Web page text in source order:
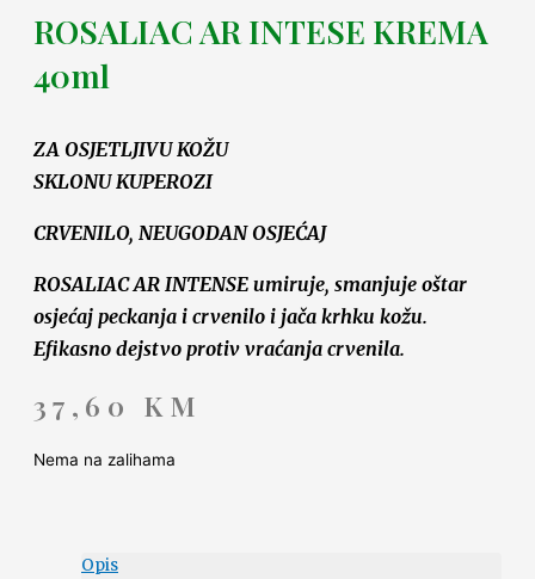
ROSALIAC AR INTESE KREMA
40ml
ZA OSJETLJIVU KOŽU
SKLONU KUPEROZI
CRVENILO, NEUGODAN OSJEĆAJ
ROSALIAC AR INTENSE umiruje, smanjuje oštar
osjećaj peckanja i crvenilo i jača krhku kožu.
Efikasno dejstvo protiv vraćanja crvenila.
37,60 KM
Nema na zalihama
Opis